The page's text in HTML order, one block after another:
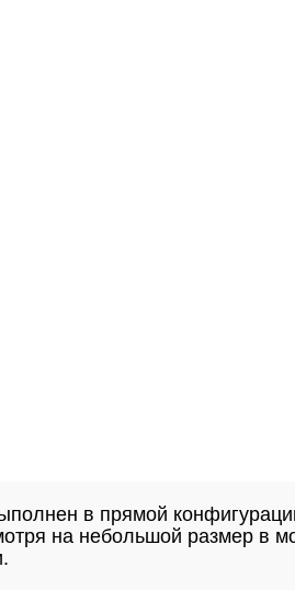
в прямой
на небольшой размер в